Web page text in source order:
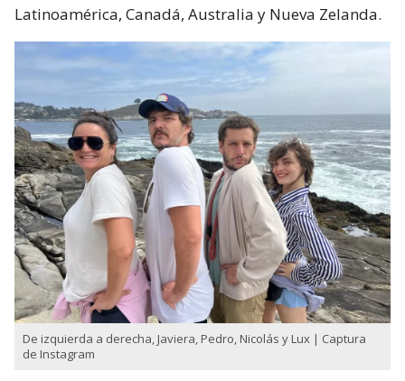
Latinoamérica, Canadá, Australia y Nueva Zelanda.
De izquierda a derecha, Javiera, Pedro, Nicolás y Lux | Captura
de Instagram